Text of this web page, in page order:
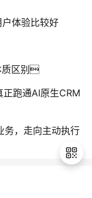
体验比较好
质区别
跑通AI原生CRM
，走向主动执行